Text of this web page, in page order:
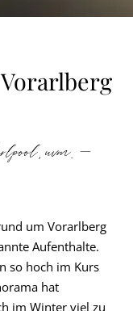
uvm. –
um Vorarlberg
Aufenthalte.
so hoch im Kurs
hat
im Winter viel zu